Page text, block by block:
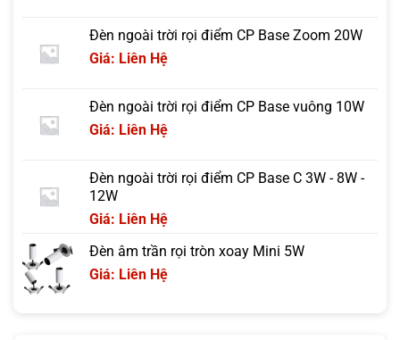
Đèn ngoài trời rọi điểm CP Base Zoom 20W
Giá: Liên Hệ
Đèn ngoài trời rọi điểm CP Base vuông 10W
Giá: Liên Hệ
Đèn ngoài trời rọi điểm CP Base C 3W - 8W -
12W
Giá: Liên Hệ
Đèn âm trần rọi tròn xoay Mini 5W
Giá: Liên Hệ